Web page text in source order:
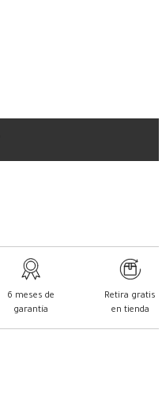
6 meses de
garantía
Retira gratis
en tienda